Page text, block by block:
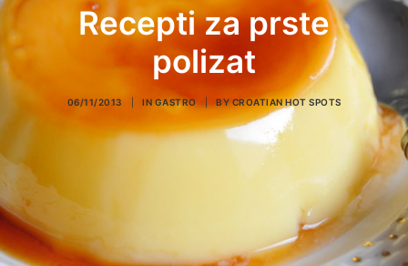
MagazinRecepti za prste
polizat
06/11/2013 INGASTRO BYCROATIAN HOT SPOTS